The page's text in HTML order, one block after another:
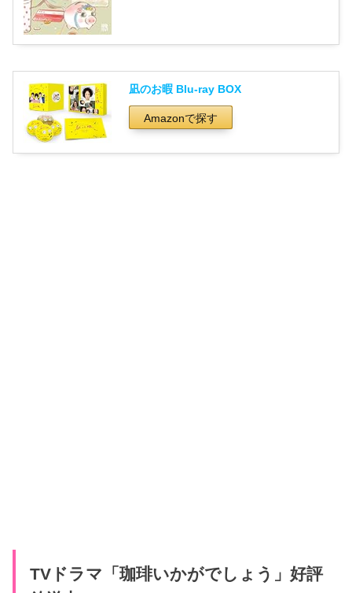
凪のお暇 Blu-ray BOX
Amazonで探す
TVドラマ「珈琲いかがでしょう」好評